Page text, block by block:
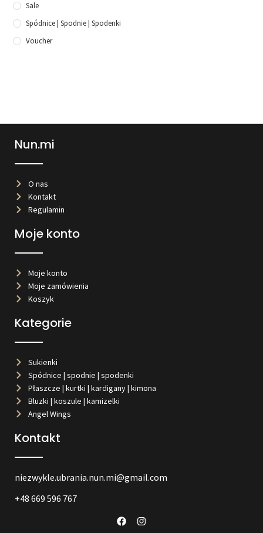
Sale
Spódnice | Spodnie | Spodenki
Voucher
Nun.mi
O nas
Kontakt
Regulamin
Moje konto
Moje konto
Moje zamówienia
Koszyk
Kategorie
Sukienki
Spódnice | spodnie | spodenki
Płaszcze | kurtki | kardigany | kimona
Bluzki | koszule | kamizelki
Angel Wings
Kontakt
niezwykle.ubrania.nun.mi@gmail.com
+48 669 596 767